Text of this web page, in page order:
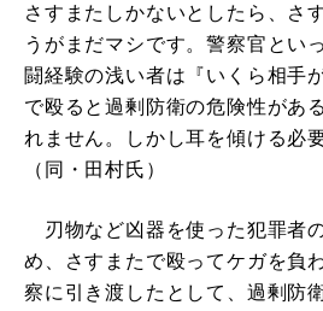
さすまたしかないとしたら、さ
うがまだマシです。警察官とい
闘経験の浅い者は『いくら相手
で殴ると過剰防衛の危険性があ
れません。しかし耳を傾ける必
（同・田村氏）
刃物など凶器を使った犯罪者
め、さすまたで殴ってケガを負
察に引き渡したとして、過剰防